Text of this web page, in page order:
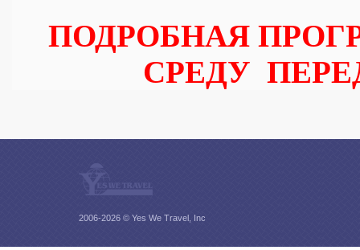
ПОДРОБНАЯ
СРЕДУ
2006-2026 © Yes We Travel, Inc